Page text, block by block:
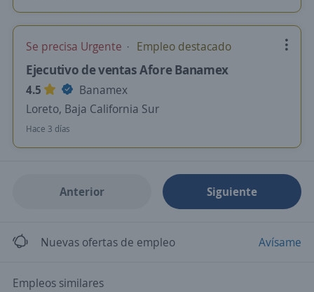
Se precisa Urgente Empleo destacado
Ejecutivo de ventas Afore Banamex
4.5
Banamex
Loreto, Baja California Sur
Hace 3 días
Anterior Siguiente
Nuevas ofertas de empleo Avísame
Empleos similares